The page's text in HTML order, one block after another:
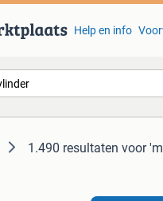
Help en info
1.490 resultaten voor